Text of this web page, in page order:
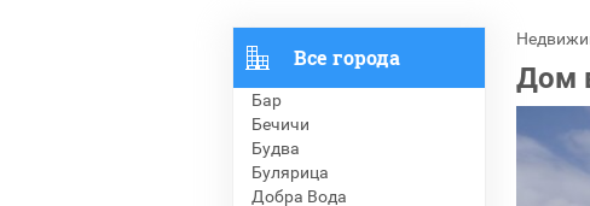
Все города
Бар
Бечичи
Будва
Булярица
Добра Вода
Дом